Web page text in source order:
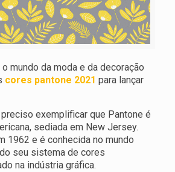
mundo da moda e da decoração
cores pantone 2021 para lançar
exemplificar que Pantone é
sediada em New Jersey.
1962 e é conhecida no mundo
seu sistema de cores
na indústria gráfica.